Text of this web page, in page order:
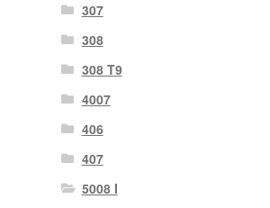
307
308
308 T9
4007
406
407
5008 I